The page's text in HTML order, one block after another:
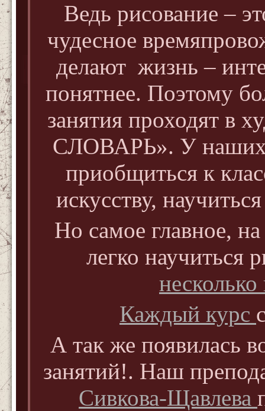
Ведь рисование –
чудесное
делают жизнь –
понятнее. Поэтому
занятия проходят в
СЛОВАРЬ». У наших
приобщиться к
искусству,
Но самое главное,
легко научиться
Каждый курс
А так же появилась
занятий!. Наш
Сивкова-Щавлева